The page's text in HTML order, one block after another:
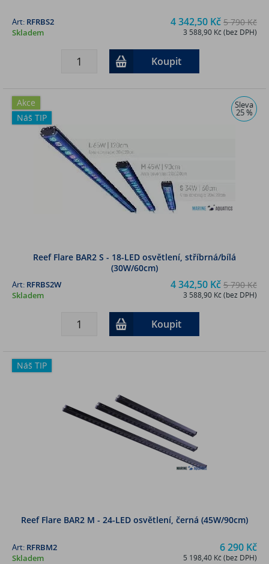
4 342,50 Kč 5 790 Kč
3 588,90 Kč (bez DPH)
Art: RFRBS2
Skladem
Koupit
Akce
Náš TIP
Sleva
25 %
Reef Flare BAR2 S - 18-LED osvětlení, stříbrná/bílá
(30W/60cm)
4 342,50 Kč 5 790 Kč
3 588,90 Kč (bez DPH)
Art: RFRBS2W
Skladem
Koupit
Náš TIP
Reef Flare BAR2 M - 24-LED osvětlení, černá (45W/90cm)
6 290 Kč
5 198,40 Kč (bez DPH)
Art: RFRBM2
Skladem